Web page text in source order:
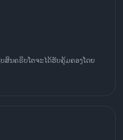
ບສິນຄຣິບໂຕຈະໄດ້ຮັບຄຸ້ມຄອງໂດຍ